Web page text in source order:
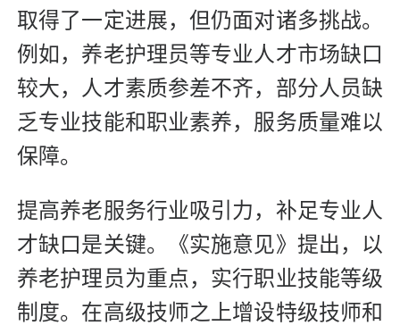
取得了一定进展，但仍面对诸多挑战。
例如，养老护理员等专业人才市场缺口
较大，人才素质参差不齐，部分人员缺
乏专业技能和职业素养，服务质量难以
保障。
提高养老服务行业吸引力，补足专业人
才缺口是关键。《实施意见》提出，以
养老护理员为重点，实行职业技能等级
制度。在高级技师之上增设特级技师和